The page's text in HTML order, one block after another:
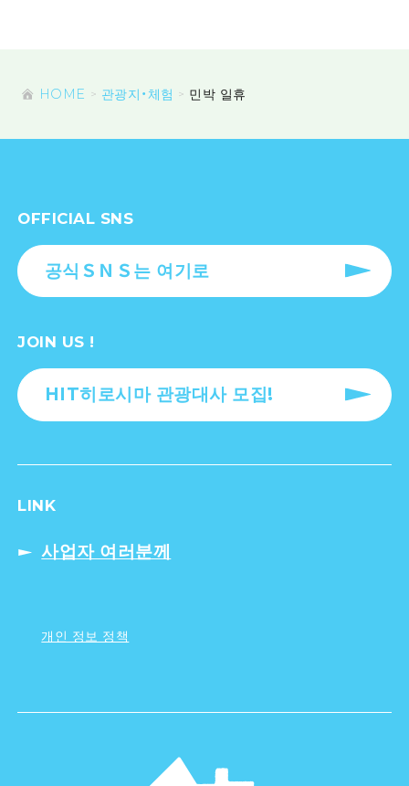
HOME 관광지・체험 민박 일휴
OFFICIAL SNS
공식ＳＮＳ는 여기로
JOIN US !
HIT히로시마 관광대사 모집!
LINK
사업자 여러분께
개인 정보 정책